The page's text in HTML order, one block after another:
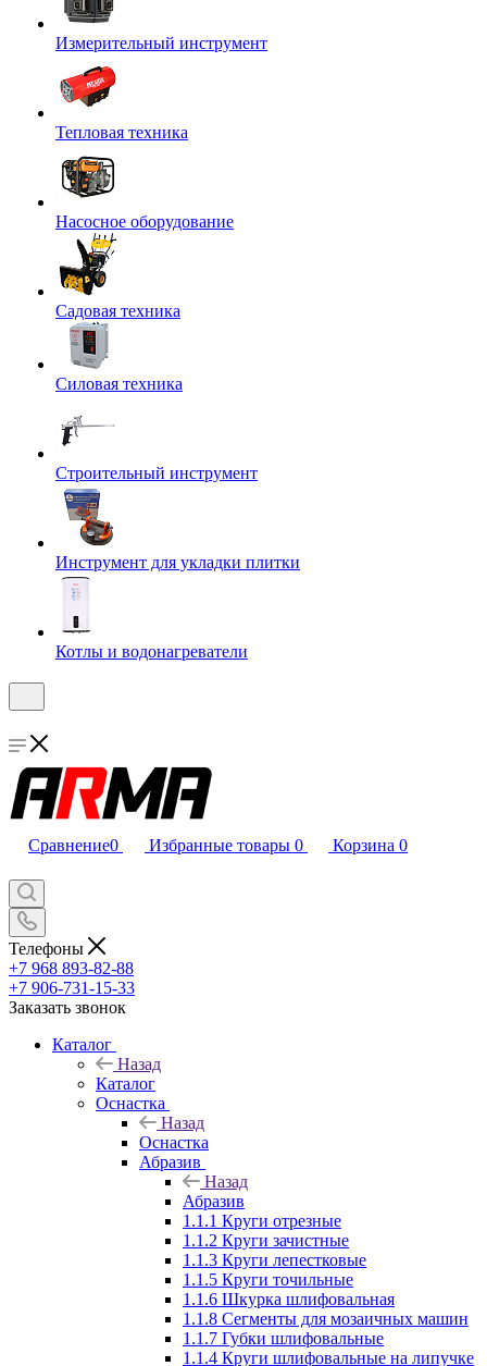
Измерительный инструмент
Тепловая техника
Насосное оборудование
Садовая техника
Силовая техника
Строительный инструмент
Инструмент для укладки плитки
Котлы и водонагреватели
Сравнение0 Избранные товары 0 Корзина 0
Телефоны
+7 968 893-82-88
+7 906-731-15-33
Заказать звонок
Каталог
Назад
Каталог
Оснастка
Назад
Оснастка
Абразив
Назад
Абразив
1.1.1 Круги отрезные
1.1.2 Круги зачистные
1.1.3 Круги лепестковые
1.1.5 Круги точильные
1.1.6 Шкурка шлифовальная
1.1.8 Сегменты для мозаичных машин
1.1.7 Губки шлифовальные
1.1.4 Круги шлифовальные на липучке